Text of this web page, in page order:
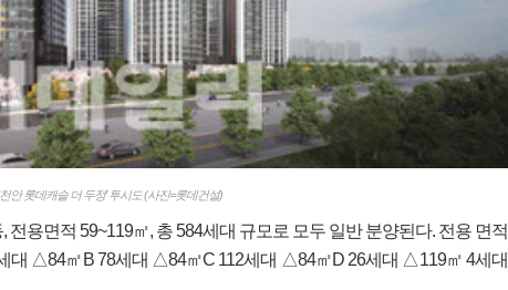
‘천안 롯데캐슬 더 두정’ 투시도 (사진=롯데건설)
전용면적 59~119㎡, 총 584세대 규모로 모두 일반 분양된다. 전용 면적
대 △84㎡B 78세대 △84㎡C 112세대 △84㎡D 26세대 △119㎡ 4세대